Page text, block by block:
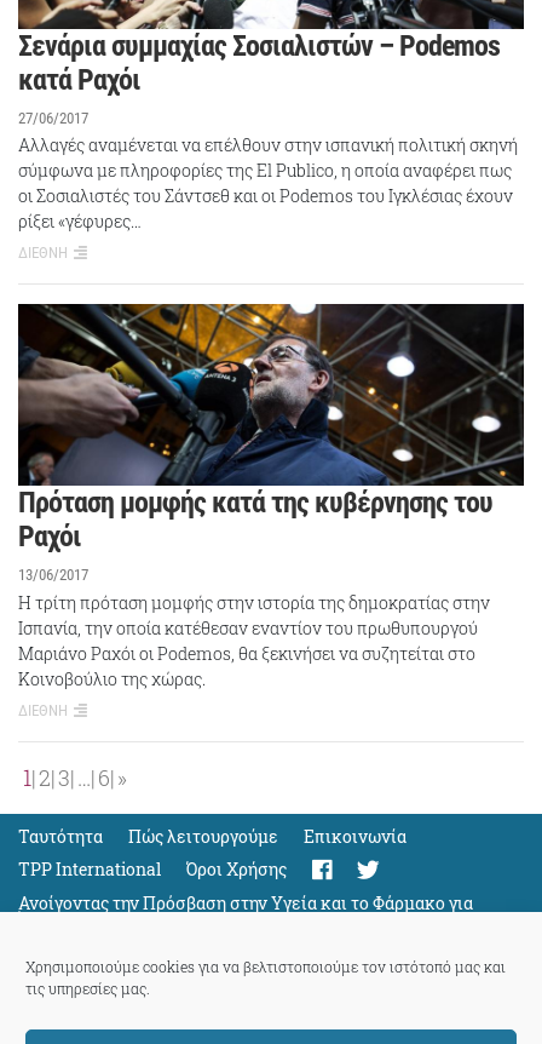
Χρησιμοποιούμε cookies για να βελτιστοποιούμε τον ιστότοπό μας και
τις υπηρεσίες μας.
Σενάρια συμμαχίας Σοσιαλιστών – Podemos
κατά Ραχόι
27/06/2017
Αλλαγές αναμένεται να επέλθουν στην ισπανική πολιτική σκηνή
σύμφωνα με πληροφορίες της El Publico, η οποία αναφέρει πως
οι Σοσιαλιστές του Σάντσεθ και οι Podemos του Ιγκλέσιας έχουν
ρίξει «γέφυρες…
ΔΙΕΘΝΗ
Πρόταση μομφής κατά της κυβέρνησης του
Ραχόι
13/06/2017
Η τρίτη πρόταση μομφής στην ιστορία της δημοκρατίας στην
Ισπανία, την οποία κατέθεσαν εναντίον του πρωθυπουργού
Μαριάνο Ραχόι οι Podemos, θα ξεκινήσει να συζητείται στο
Κοινοβούλιο της χώρας.
ΔΙΕΘΝΗ
1 2 3 … 6 »
Ταυτότητα Πώς λειτουργούμε
Eπικοινωνία
TPP International
Όροι Χρήσης
Ανοίγοντας την Πρόσβαση στην Υγεία και το Φάρμακο για
Όλους
Support